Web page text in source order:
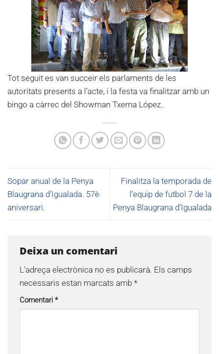
Tot seguit es van succeir els parlaments de les
autoritats presents a l’acte, i la festa va finalitzar amb un
bingo a càrrec del Showman Txema López..
Sopar anual de la Penya
Blaugrana d’Igualada. 57è
aniversari.
Finalitza la temporada de
l’equip de futbol 7 de la
Penya Blaugrana d’Igualada
Deixa un comentari
L'adreça electrònica no es publicarà. Els camps
necessaris estan marcats amb *
Comentari *